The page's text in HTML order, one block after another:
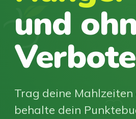
und
Trag deine Mahlzeiten
behalte dein